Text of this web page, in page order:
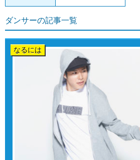
ダンサーの記事一覧
なるには